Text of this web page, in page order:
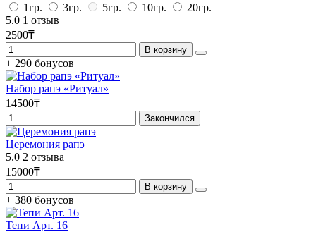
1гр.
3гр. 5гр. 10гр.
20гр.
5.0 1 отзыв
2500₸
В корзину
+ 290 бонусов
Набор рапэ «Ритуал»
14500₸
Закончился
Церемония рапэ
5.0 2 отзыва
15000₸
В корзину
+ 380 бонусов
Тепи Арт. 16